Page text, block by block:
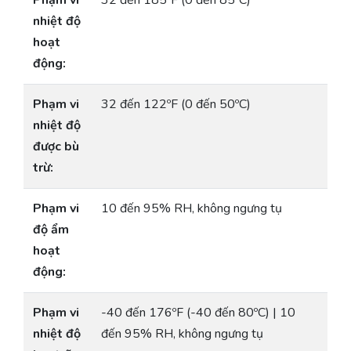
nhiệt độ
hoạt
động:
Phạm vi
nhiệt độ
được bù
trừ:
32 đến 122ºF (0 đến 50ºC)
Phạm vi
độ ẩm
hoạt
động:
10 đến 95% RH, không ngưng tụ
Phạm vi
nhiệt độ
-40 đến 176ºF (-40 đến 80ºC) | 10
đến 95% RH, không ngưng tụ